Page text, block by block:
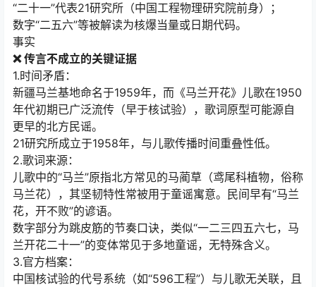
“二十一”代表21研究所（中国工程物理研究院前身）；
数字“二五六”等被解读为核爆当量或日期代码。
事实
❌ 传言不成立的关键证据
1.时间矛盾：
新疆马兰基地命名于1959年，而《马兰开花》儿歌在1950
年代初期已广泛流传（早于核试验），歌词原型可能源自
更早的北方民谣。
21研究所成立于1958年，与儿歌传播时间重叠性低。
2.歌词来源：
儿歌中的“马兰”原指北方常见的马蔺草（鸢尾科植物，俗称
马兰花），其坚韧特性常被用于童谣寓意。民间早有“马兰
花，开不败”的谚语。
数字部分为跳皮筋的节奏口诀，类似“一二三四五六七，马
兰开花二十一”的变体常见于多地童谣，无特殊含义。
3.官方档案：
中国核试验的代号系统（如“596工程”）与儿歌无关联，且